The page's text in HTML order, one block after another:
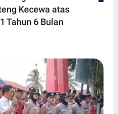
Kecewa atas
Tahun 6 Bulan